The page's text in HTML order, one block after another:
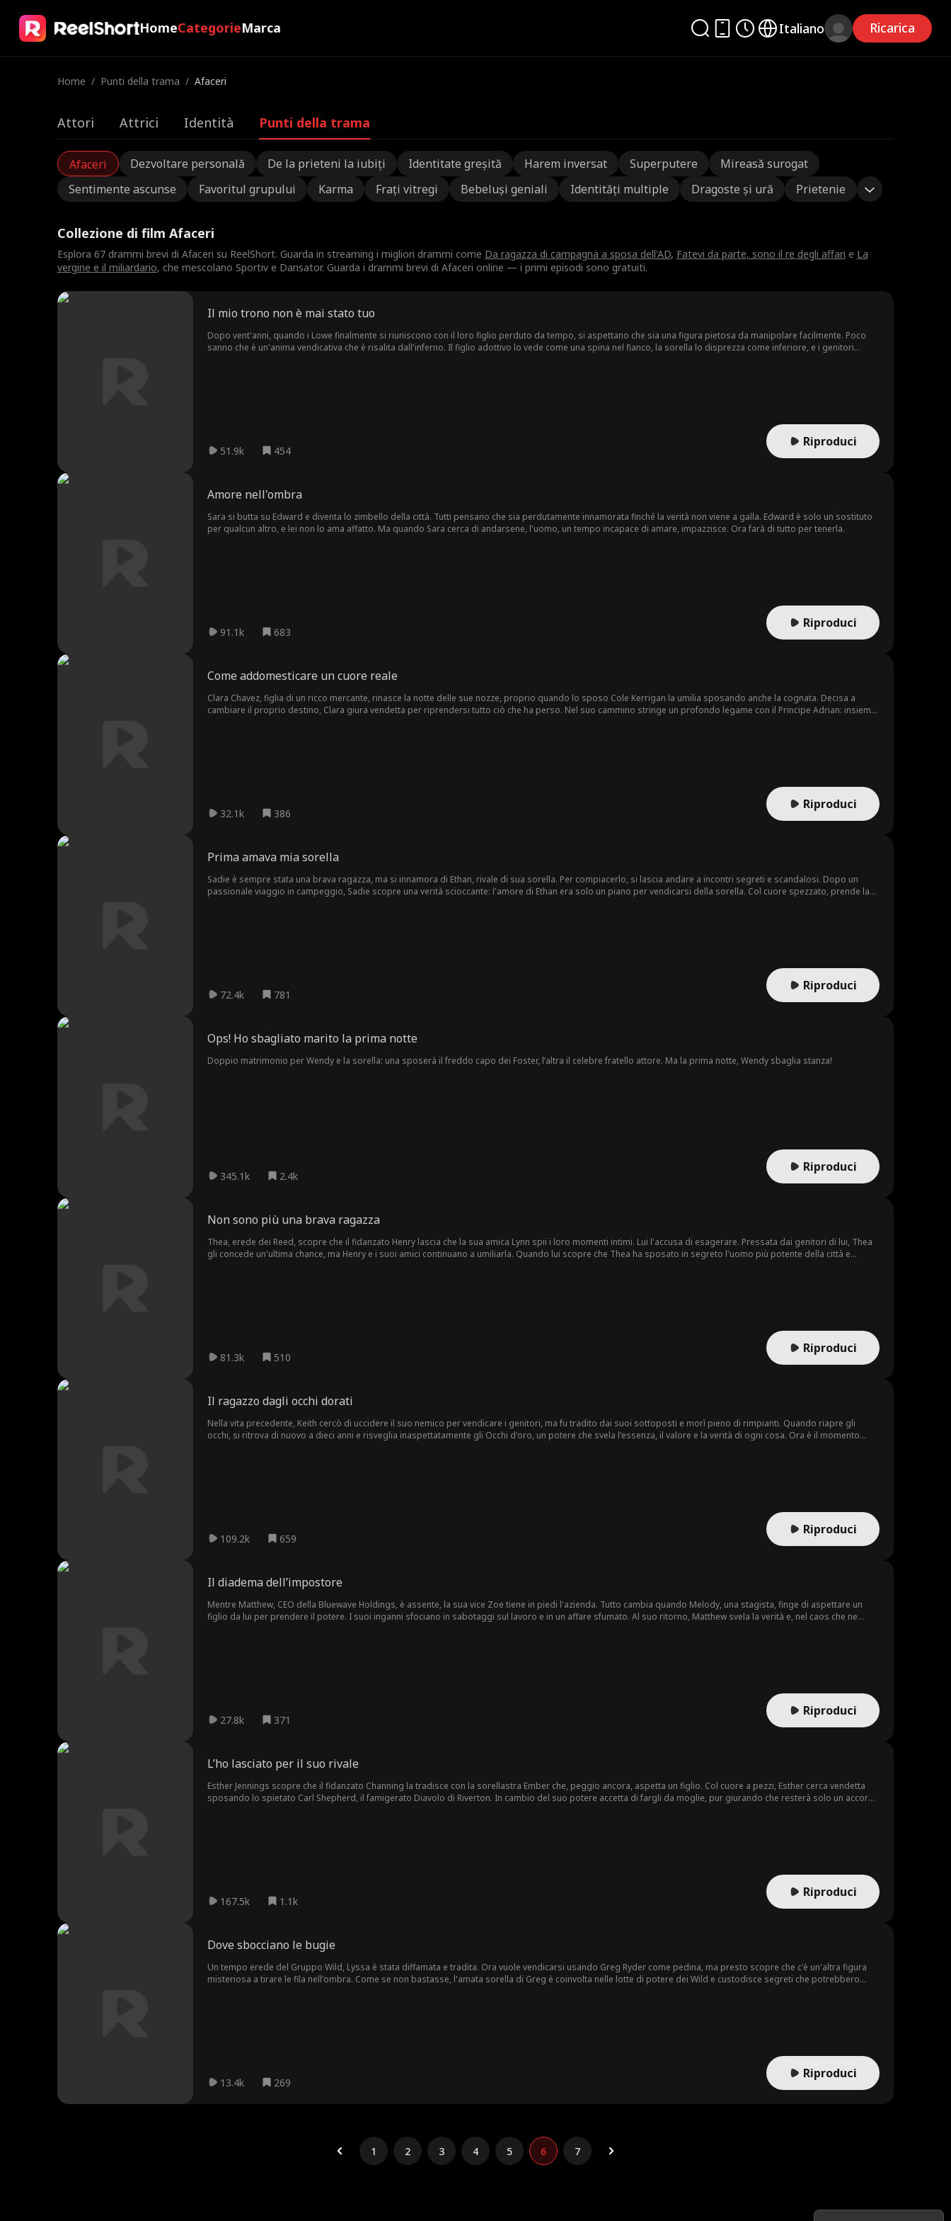
HomeCategorieMarca Italiano Ricarica
Home / Punti della trama / Afaceri
Attori Attrici Identità Punti della trama
Afaceri Dezvoltare personală De la prieteni la iubiți Identitate greșită Harem inversat Superputere
Mireasă surogat
Sentimente ascunse
Favoritul grupului Karma Frați vitregi Bebeluși geniali Identități multiple Dragoste și ură Prietenie
Collezione di film Afaceri
Esplora 67 drammi brevi di Afaceri su ReelShort. Guarda in streaming i migliori drammi come Da ragazza di campagna a sposa dell'AD, Fatevi da parte, sono il re degli affari e La
vergine e il miliardario, che mescolano Sportiv e Dansator. Guarda i drammi brevi di Afaceri online — i primi episodi sono gratuiti.
Il mio trono non è mai stato tuo
Dopo vent'anni, quando i Lowe finalmente si riuniscono con il loro figlio perduto da tempo, si aspettano che sia una figura pietosa da manipolare facilmente. Poco
sanno che è un'anima vendicativa che è risalita dall'inferno. Il figlio adottivo lo vede come una spina nel fianco, la sorella lo disprezza come inferiore, e i genitori
51.9k 454
Riproduci
Amore nell'ombra
Sara si butta su Edward e diventa lo zimbello della città. Tutti pensano che sia perdutamente innamorata finché la verità non viene a galla. Edward è solo un sostituto
per qualcun altro, e lei non lo ama affatto. Ma quando Sara cerca di andarsene, l'uomo, un tempo incapace di amare, impazzisce. Ora farà di tutto per tenerla.
91.1k 683
Riproduci
Come addomesticare un cuore reale
Clara Chavez, figlia di un ricco mercante, rinasce la notte delle sue nozze, proprio quando lo sposo Cole Kerrigan la umilia sposando anche la cognata. Decisa a
cambiare il proprio destino, Clara giura vendetta per riprendersi tutto ciò che ha perso. Nel suo cammino stringe un profondo legame con il Principe Adrian: insieme
32.1k 386
Riproduci
Prima amava mia sorella
Sadie è sempre stata una brava ragazza, ma si innamora di Ethan, rivale di sua sorella. Per compiacerlo, si lascia andare a incontri segreti e scandalosi. Dopo un
passionale viaggio in campeggio, Sadie scopre una verità scioccante: l'amore di Ethan era solo un piano per vendicarsi della sorella. Col cuore spezzato, prende la
72.4k 781
Riproduci
Ops! Ho sbagliato marito la prima notte
Doppio matrimonio per Wendy e la sorella: una sposerà il freddo capo dei Foster, l’altra il celebre fratello attore. Ma la prima notte, Wendy sbaglia stanza!
345.1k 2.4k
Riproduci
Non sono più una brava ragazza
Thea, erede dei Reed, scopre che il fidanzato Henry lascia che la sua amica Lynn spii i loro momenti intimi. Lui l'accusa di esagerare. Pressata dai genitori di lui, Thea
gli concede un'ultima chance, ma Henry e i suoi amici continuano a umiliarla. Quando lui scopre che Thea ha sposato in segreto l'uomo più potente della città e
81.3k 510
Riproduci
Il ragazzo dagli occhi dorati
Nella vita precedente, Keith cercò di uccidere il suo nemico per vendicare i genitori, ma fu tradito dai suoi sottoposti e morì pieno di rimpianti. Quando riapre gli
occhi, si ritrova di nuovo a dieci anni e risveglia inaspettatamente gli Occhi d'oro, un potere che svela l'essenza, il valore e la verità di ogni cosa. Ora è il momento
109.2k 659
Riproduci
Il diadema dell’impostore
Mentre Matthew, CEO della Bluewave Holdings, è assente, la sua vice Zoe tiene in piedi l'azienda. Tutto cambia quando Melody, una stagista, finge di aspettare un
figlio da lui per prendere il potere. I suoi inganni sfociano in sabotaggi sul lavoro e in un affare sfumato. Al suo ritorno, Matthew svela la verità e, nel caos che ne
27.8k 371
Riproduci
L’ho lasciato per il suo rivale
Esther Jennings scopre che il fidanzato Channing la tradisce con la sorellastra Ember che, peggio ancora, aspetta un figlio. Col cuore a pezzi, Esther cerca vendetta
sposando lo spietato Carl Shepherd, il famigerato Diavolo di Riverton. In cambio del suo potere accetta di fargli da moglie, pur giurando che resterà solo un accordo
167.5k 1.1k
Riproduci
Dove sbocciano le bugie
Un tempo erede del Gruppo Wild, Lyssa è stata diffamata e tradita. Ora vuole vendicarsi usando Greg Ryder come pedina, ma presto scopre che c'è un'altra figura
misteriosa a tirare le fila nell'ombra. Come se non bastasse, l'amata sorella di Greg è coinvolta nelle lotte di potere dei Wild e custodisce segreti che potrebbero
13.4k 269
Riproduci
1 2 3 4 5 6 7